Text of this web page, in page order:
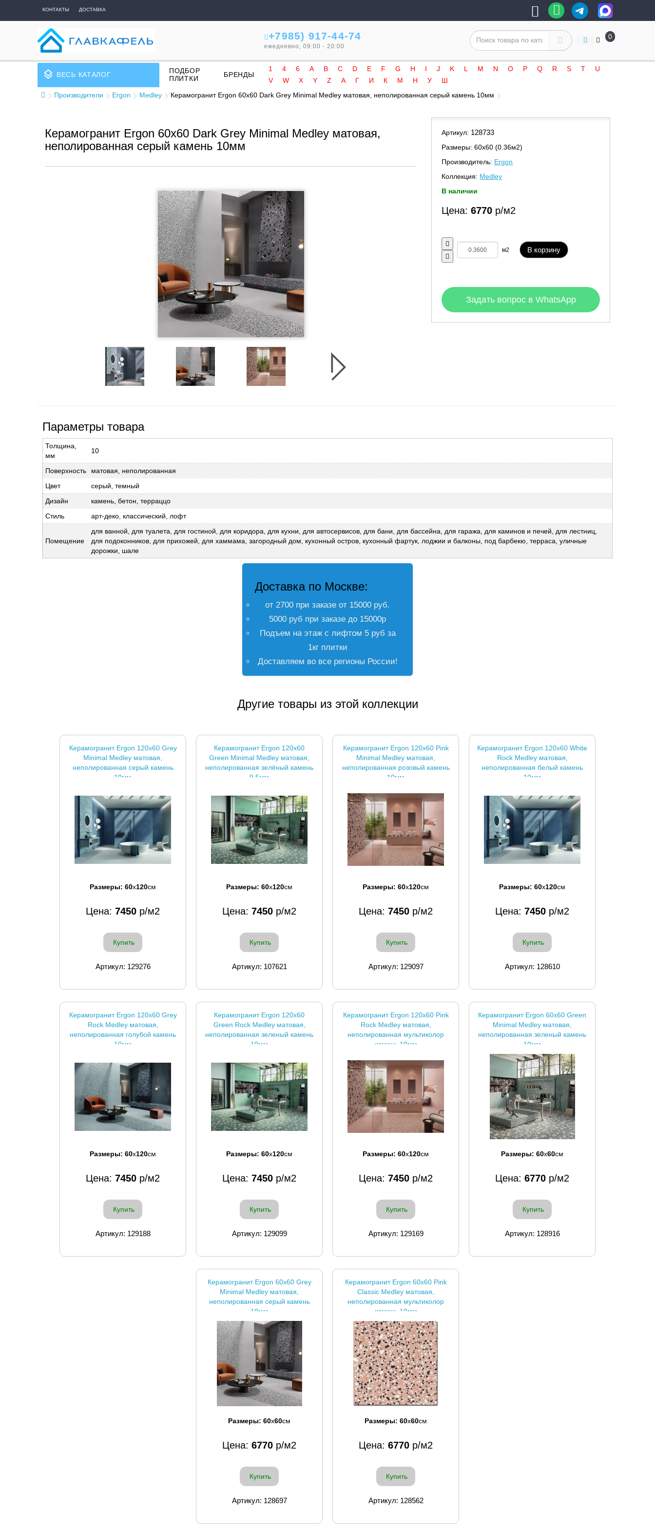
КОНТАКТЫ ДОСТАВКА
+7985) 917-44-74
ежедневно, 09:00 - 20:00
0
layers ВЕСЬ КАТАЛОГ
ПОДБОР
ПЛИТКИ
БРЕНДЫ
1 4 6 A B C D E F G H I J K L M N O P Q R S T
U
V
W X Y Z А Г И К М Н У
Ш
Производители
Ergon Medley Керамогранит Ergon 60x60 Dark Grey Minimal Medley матовая, неполированная серый камень 10мм
Керамогранит Ergon 60x60 Dark Grey Minimal Medley матовая,
неполированная серый камень 10мм
Артикул: 128733
Размеры: 60х60 (0.36м2)
Производитель: Ergon
Коллекция: Medley
В наличии
Цена:6770 р/м2
м2 В корзину
Задать вопрос в WhatsApp
Параметры товара
Толщина,
мм
10
Поверхность
матовая, неполированная
Цвет
серый, темный
Дизайн
камень, бетон, терраццо
Стиль
арт-деко, классический, лофт
Помещение
для ванной, для туалета, для гостиной, для коридора, для кухни, для автосервисов, для бани, для бассейна, для гаража, для каминов и печей, для лестниц,
для подоконников, для прихожей, для хаммама, загородный дом, кухонный остров, кухонный фартук, лоджии и балконы, под барбекю, терраса, уличные
дорожки, шале
Доставка по Москве:
от 2700 при заказе от 15000 руб.
5000 руб при заказе до 15000р
Подъем на этаж с лифтом 5 руб за
1кг плитки
Доставляем во все регионы России!
Другие товары из этой коллекции
Керамогранит Ergon 120x60 Grey
Minimal Medley матовая,
неполированная серый камень
10мм
Размеры: 60x120см
Цена: 7450 р/м2
Купить
Артикул: 129276
Керамогранит Ergon 120x60
Green Minimal Medley матовая,
неполированная зелёный камень
9.5мм
Размеры: 60x120см
Цена: 7450 р/м2
Купить
Артикул: 107621
Керамогранит Ergon 120x60 Pink
Minimal Medley матовая,
неполированная розовый камень
10мм
Размеры: 60x120см
Цена: 7450 р/м2
Купить
Артикул: 129097
Керамогранит Ergon 120x60 White
Rock Medley матовая,
неполированная белый камень
10мм
Размеры: 60x120см
Цена: 7450 р/м2
Купить
Артикул: 128610
Керамогранит Ergon 120x60 Grey
Rock Medley матовая,
неполированная голубой камень
10мм
Размеры: 60x120см
Цена: 7450 р/м2
Купить
Артикул: 129188
Керамогранит Ergon 120x60
Green Rock Medley матовая,
неполированная зеленый камень
10мм
Размеры: 60x120см
Цена: 7450 р/м2
Купить
Артикул: 129099
Керамогранит Ergon 120x60 Pink
Rock Medley матовая,
неполированная мультиколор
камень 10мм
Размеры: 60x120см
Цена: 7450 р/м2
Купить
Артикул: 129169
Керамогранит Ergon 60x60 Green
Minimal Medley матовая,
неполированная зеленый камень
10мм
Размеры: 60x60см
Цена: 6770 р/м2
Купить
Артикул: 128916
Керамогранит Ergon 60x60 Grey
Minimal Medley матовая,
неполированная серый камень
10мм
Размеры: 60x60см
Цена: 6770 р/м2
Купить
Артикул: 128697
Керамогранит Ergon 60x60 Pink
Classic Medley матовая,
неполированная мультиколор
камень 10мм
Размеры: 60x60см
Цена: 6770 р/м2
Купить
Артикул: 128562